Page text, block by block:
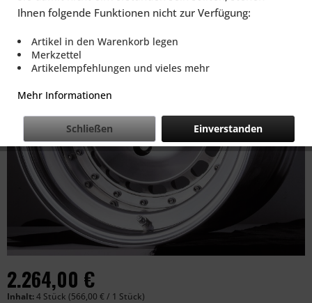
2.264,00 €
Inhalt:4 Stück (566,00 € / 1 Stück)
Ihnen folgende Funktionen nicht zur Verfügung:
Artikel in den Warenkorb legen
Merkzettel
Artikelempfehlungen und vieles mehr
Mehr Informationen
Einverstanden
Schließen